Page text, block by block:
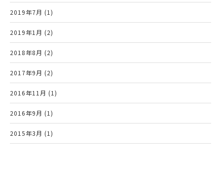
2019年7月 (1)
2019年1月 (2)
2018年8月 (2)
2017年9月 (2)
2016年11月 (1)
2016年9月 (1)
2015年3月 (1)